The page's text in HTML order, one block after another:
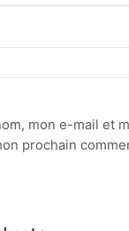
mon e-mail et
prochain